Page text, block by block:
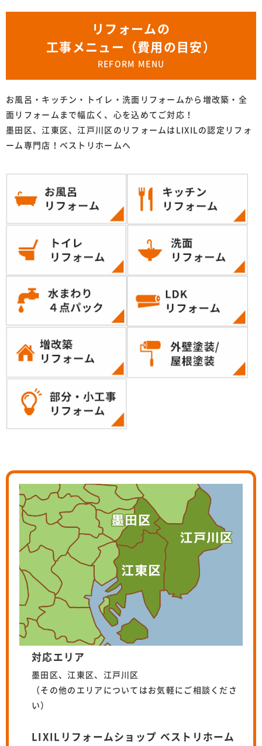
リフォームの
工事メニュー（費用の目安）
REFORM MENU
お風呂・キッチン・トイレ・洗面リフォームから増改築・全
面リフォームまで幅広く、心を込めてご対応！
墨田区、江東区、江戸川区のリフォームはLIXILの認定リフォ
ーム専門店！ベストリホームへ
対応エリア
墨田区、江東区、江戸川区
（その他のエリアについてはお気軽にご相談くださ
い）
LIXILリフォームショップ ベストリホーム